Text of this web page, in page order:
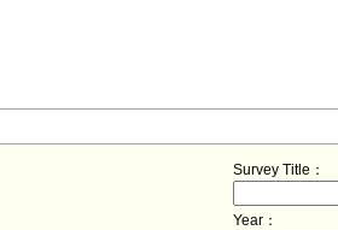
Survey Title：
Year：